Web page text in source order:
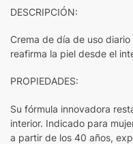
DESCRIPCIÓN:
Crema de día de uso
reafirma la piel desde el
PROPIEDADES:
Su fórmula innovadora
interior. Indicado para
a partir de los 40 años,